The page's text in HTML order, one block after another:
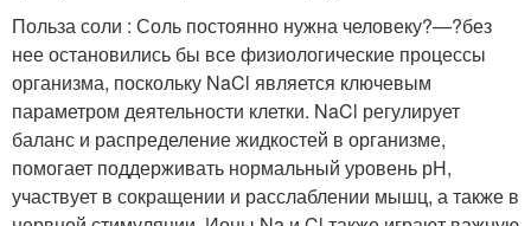
Польза соли : Соль постоянно нужна человеку?—?без
нее остановились бы все физиологические процессы
организма, поскольку NaCl является ключевым
параметром деятельности клетки. NaCl регулирует
баланс и распределение жидкостей в организме,
помогает поддерживать нормальный уровень рН,
участвует в сокращении и расслаблении мышц, а также в